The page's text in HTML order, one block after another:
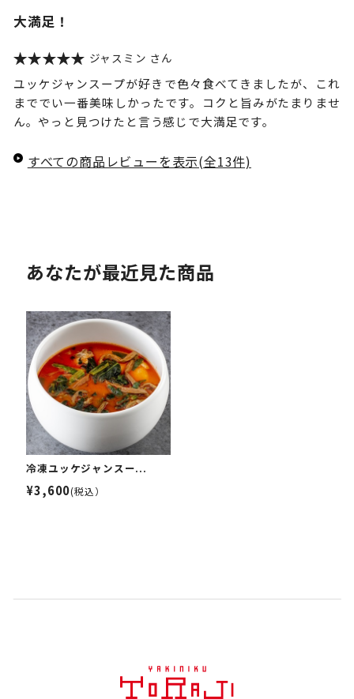
大満足！
ジャスミン
ユッケジャンスープが好きで色々食べてきましたが、これ
まででい一番美味しかったです。コクと旨みがたまりませ
ん。やっと見つけたと言う感じで大満足です。
すべての商品レビューを表示(全13件)
あなたが最近見た商品
冷凍ユッケジャンスー...
¥3,600(税込）